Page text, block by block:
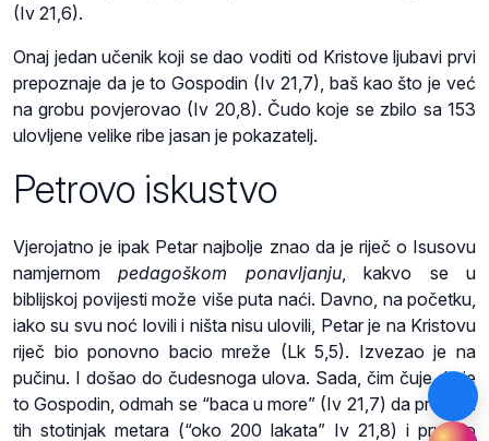
(Iv 21,6).
Onaj jedan učenik koji se dao voditi od Kristove ljubavi prvi
prepoznaje da je to Gospodin (Iv 21,7), baš kao što je već
na grobu povjerovao (Iv 20,8). Čudo koje se zbilo sa 153
ulovljene velike ribe jasan je pokazatelj.
Petrovo iskustvo
Vjerojatno je ipak Petar najbolje znao da je riječ o Isusovu
namjernompedagoškom ponavljanju, kakvo se u
biblijskoj povijesti može više puta naći. Davno, na početku,
iako su svu noć lovili i ništa nisu ulovili, Petar je na Kristovu
riječ bio ponovno bacio mreže (Lk 5,5). Izvezao je na
pučinu. I došao do čudesnoga ulova. Sada, čim čuje da je
to Gospodin, odmah se “baca u more” (Iv 21,7) da prepliva
tih stotinjak metara (“oko 200 lakata” Iv 21,8) i prvi do